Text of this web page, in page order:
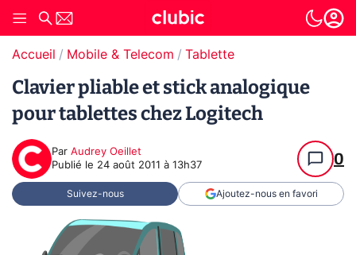
Accueil Mobile & Telecom Tablette
Clavier pliable et stick analogique
pour tablettes chez Logitech
Par Audrey Oeillet
Publié le 24 août 2011 à 13h37 0
Suivez-nous Ajoutez-nous en favori